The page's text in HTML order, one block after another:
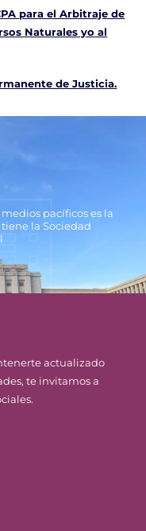
para el Arbitraje de
Naturales yo al
de Justicia.
pacíficos es la
la Sociedad
actualizado
te invitamos a